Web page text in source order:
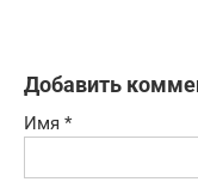
Добавить
Имя *